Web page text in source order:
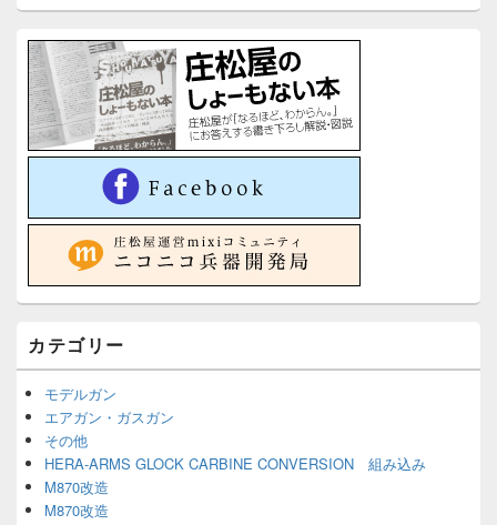
カテゴリー
モデルガン
エアガン・ガスガン
その他
HERA-ARMS GLOCK CARBINE CONVERSION 組み込み
M870改造
M870改造